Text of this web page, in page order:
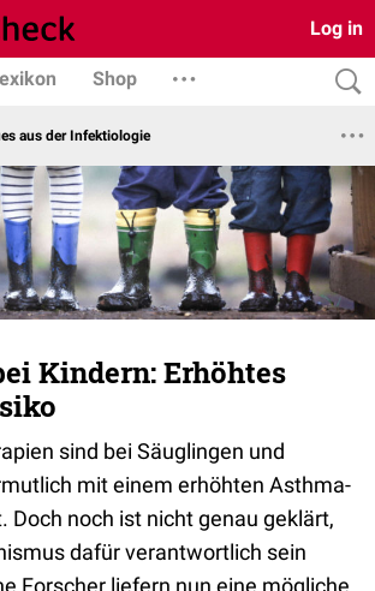
Log in
Shop
aus der Infektiologie
Kindern: Erhöhtes
sind bei Säuglingen und
mit einem erhöhten Asthma-
Doch noch ist nicht genau geklärt,
dafür verantwortlich sein
Forscher liefern nun eine mögliche